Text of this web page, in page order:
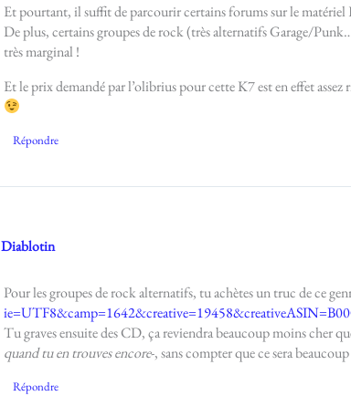
Et pourtant, il suffit de parcourir certains forums sur le matériel
De plus, certains groupes de rock (très alternatifs Garage/
très marginal !
Et le prix demandé par l’olibrius pour cette K7 est en effet
Répondre
Diablotin
Pour les groupes de rock alternatifs, tu achètes un truc de ce
Tu graves ensuite des CD, ça reviendra beaucoup moins cher
quand tu en trouves encore-, sans compter que ce sera
Répondre